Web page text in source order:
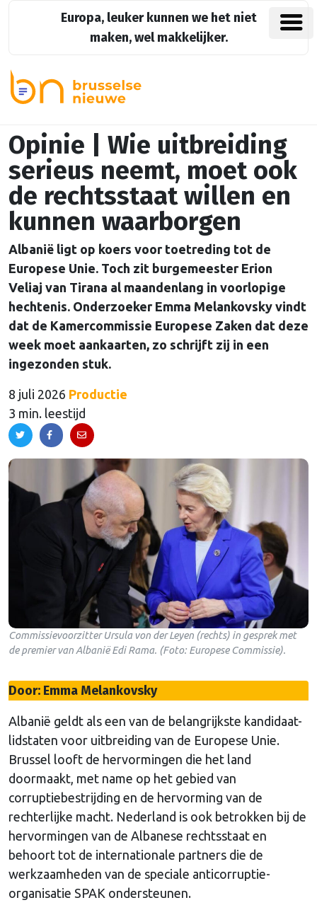
Europa, leuker kunnen we het niet
maken, wel makkelijker.
Opinie | Wie uitbreiding
serieus neemt, moet ook
de rechtsstaat willen en
kunnen waarborgen
Albanië ligt op koers voor toetreding tot de
Europese Unie. Toch zit burgemeester Erion
Veliaj van Tirana al maandenlang in voorlopige
hechtenis. Onderzoeker Emma Melankovsky vindt
dat de Kamercommissie Europese Zaken dat deze
week moet aankaarten, zo schrijft zij in een
ingezonden stuk.
8 juli 2026 Productie
3 min. leestijd
Commissievoorzitter Ursula von der Leyen (rechts) in gesprek met
de premier van Albanië Edi Rama. (Foto: Europese Commissie).
Door: Emma Melankovsky
Albanië geldt als een van de belangrijkste kandidaat-
lidstaten voor uitbreiding van de Europese Unie.
Brussel looft de hervormingen die het land
doormaakt, met name op het gebied van
corruptiebestrijding en de hervorming van de
rechterlijke macht. Nederland is ook betrokken bij de
hervormingen van de Albanese rechtsstaat en
behoort tot de internationale partners die de
werkzaamheden van de speciale anticorruptie-
organisatie SPAK ondersteunen.